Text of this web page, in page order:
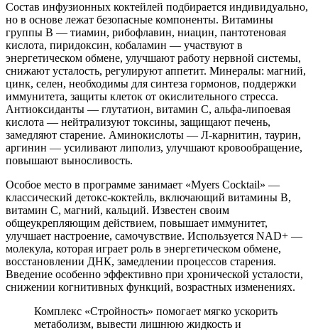
Состав инфузионных коктейлей подбирается индивидуально,
но в основе лежат безопасные компоненты. Витамины
группы B — тиамин, рибофлавин, ниацин, пантотеновая
кислота, пиридоксин, кобаламин — участвуют в
энергетическом обмене, улучшают работу нервной системы,
снижают усталость, регулируют аппетит. Минералы: магний,
цинк, селен, необходимы для синтеза гормонов, поддержки
иммунитета, защиты клеток от окислительного стресса.
Антиоксиданты — глутатион, витамин C, альфа-липоевая
кислота — нейтрализуют токсины, защищают печень,
замедляют старение. Аминокислоты — Л-карнитин, таурин,
аргинин — усиливают липолиз, улучшают кровообращение,
повышают выносливость.
Особое место в программе занимает «Myers Cocktail» —
классический детокс-коктейль, включающий витамины B,
витамин C, магний, кальций. Известен своим
общеукрепляющим действием, повышает иммунитет,
улучшает настроение, самочувствие. Используется NAD+ —
молекула, которая играет роль в энергетическом обмене,
восстановлении ДНК, замедлении процессов старения.
Введение особенно эффективно при хронической усталости,
снижении когнитивных функций, возрастных изменениях.
Комплекс «Стройность» помогает мягко ускорить
метаболизм, вывести лишнюю жидкость и